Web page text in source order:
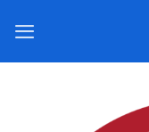
ไป